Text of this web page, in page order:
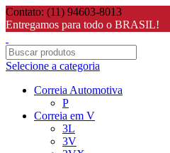
Contato: (11) 94603-8013
Entregamos para todo o BRASIL!
Selecione a categoria
Correia Automotiva
P
Correia em V
3L
3V